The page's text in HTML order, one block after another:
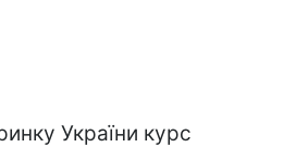
України курс